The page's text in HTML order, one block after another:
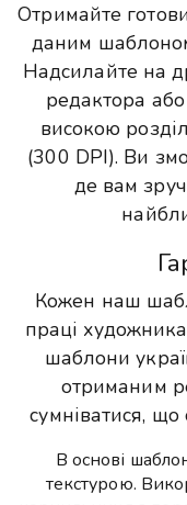
Отримайте
даним
Надсилайте на
редактора
високою
(300 DPI). Ви
де вам
Кожен наш
праці
шаблони
отриманим
сумніватися,
В основі
текстурою.